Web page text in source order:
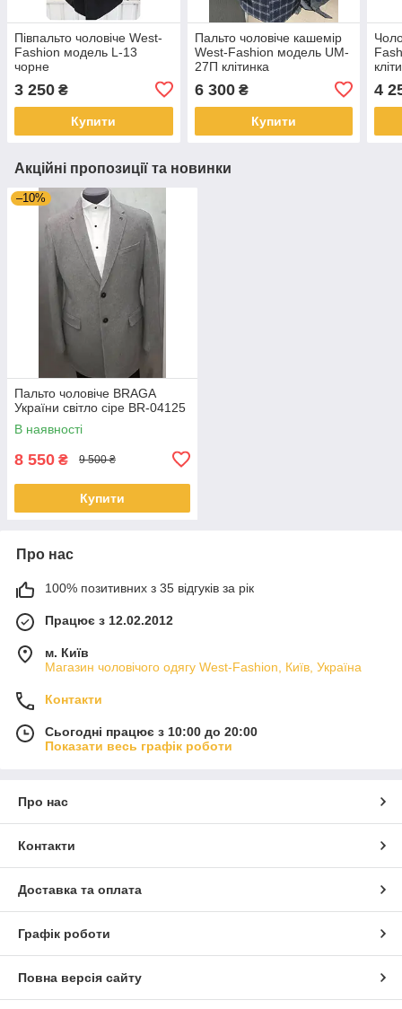
Півпальто чоловіче West-
Fashion модель L-13
чорне
3 250 ₴
Купити
Пальто чоловіче кашемір
West-Fashion модель UM-
27П клітинка
6 300₴
Купити
4
Акційні пропозиції та новинки
–10%
Пальто чоловіче BRAGA
України світло сіре BR-04125
В наявності
8 550 ₴ 9 500 ₴
Купити
Про нас
100% позитивних з 35 відгуків за рік
Працює з 12.02.2012
м. Київ
Магазин чоловічого одягу West-Fashion, Київ, Україна
Контакти
Сьогодні працює з 10:00 до 20:00
Показати весь графік роботи
Про нас
Контакти
Доставка та оплата
Графік роботи
Повна версія сайту